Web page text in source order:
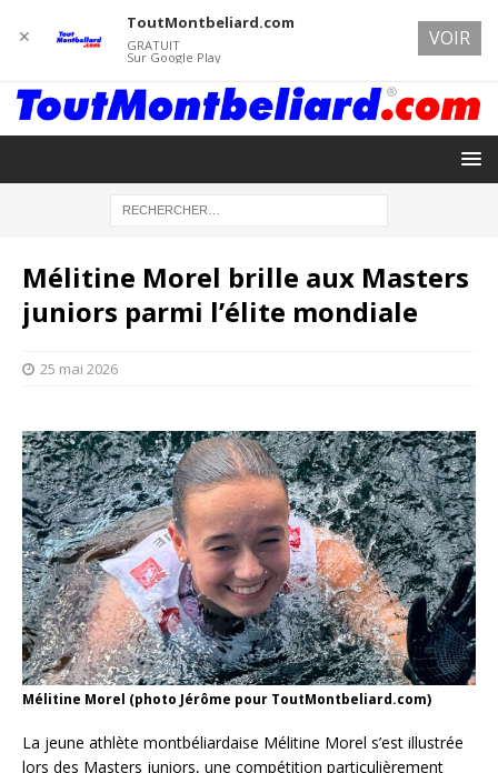
Mélitine Morel brille aux Masters
juniors parmi l’élite mondiale
25 mai 2026
Mélitine Morel (photo Jérôme pour ToutMontbeliard.com)
La jeune athlète montbéliardaise Mélitine Morel s’est illustrée
lors des Masters juniors, une compétition particulièrement
✕
ToutMontbeliard.com
GRATUIT
Sur Google Play
VOIR